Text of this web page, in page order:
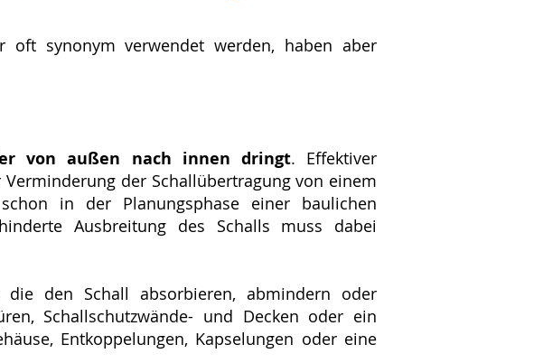
oft synonym verwendet werden, haben aber
von außen nach innen dringt. Effektiver
der Schallübertragung von einem
in der Planungsphase einer baulichen
Ausbreitung des Schalls muss dabei
die den Schall absorbieren, abmindern oder
Schallschutzwände- und Decken oder ein
Entkoppelungen, Kapselungen oder eine